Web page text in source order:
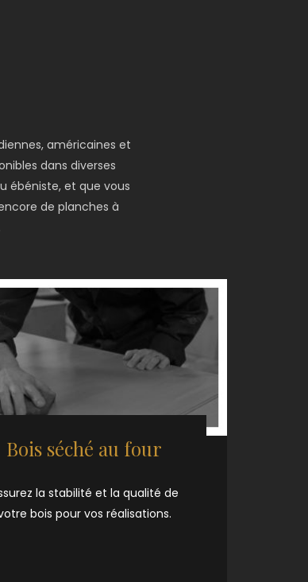
américaines et
dans diverses
ébéniste, et que vous
de planches à
Bois séché au four
la stabilité et la qualité de
bois pour vos réalisations.